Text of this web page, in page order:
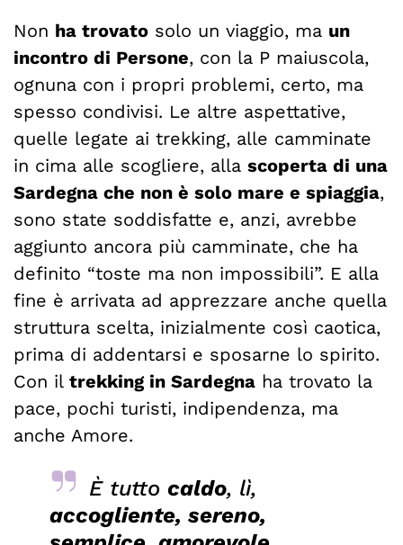
Non ha trovato solo un viaggio, ma un
incontro di Persone, con la P maiuscola,
ognuna con i propri problemi, certo, ma
spesso condivisi. Le altre aspettative,
quelle legate ai trekking, alle camminate
in cima alle scogliere, alla scoperta di una
Sardegna che non è solo mare e spiaggia,
sono state soddisfatte e, anzi, avrebbe
aggiunto ancora più camminate, che ha
definito “toste ma non impossibili”. E alla
fine è arrivata ad apprezzare anche quella
struttura scelta, inizialmente così caotica,
prima di addentarsi e sposarne lo spirito.
Con il trekking in Sardegna ha trovato la
pace, pochi turisti, indipendenza, ma
anche Amore.
È tutto caldo, lì,
accogliente, sereno,